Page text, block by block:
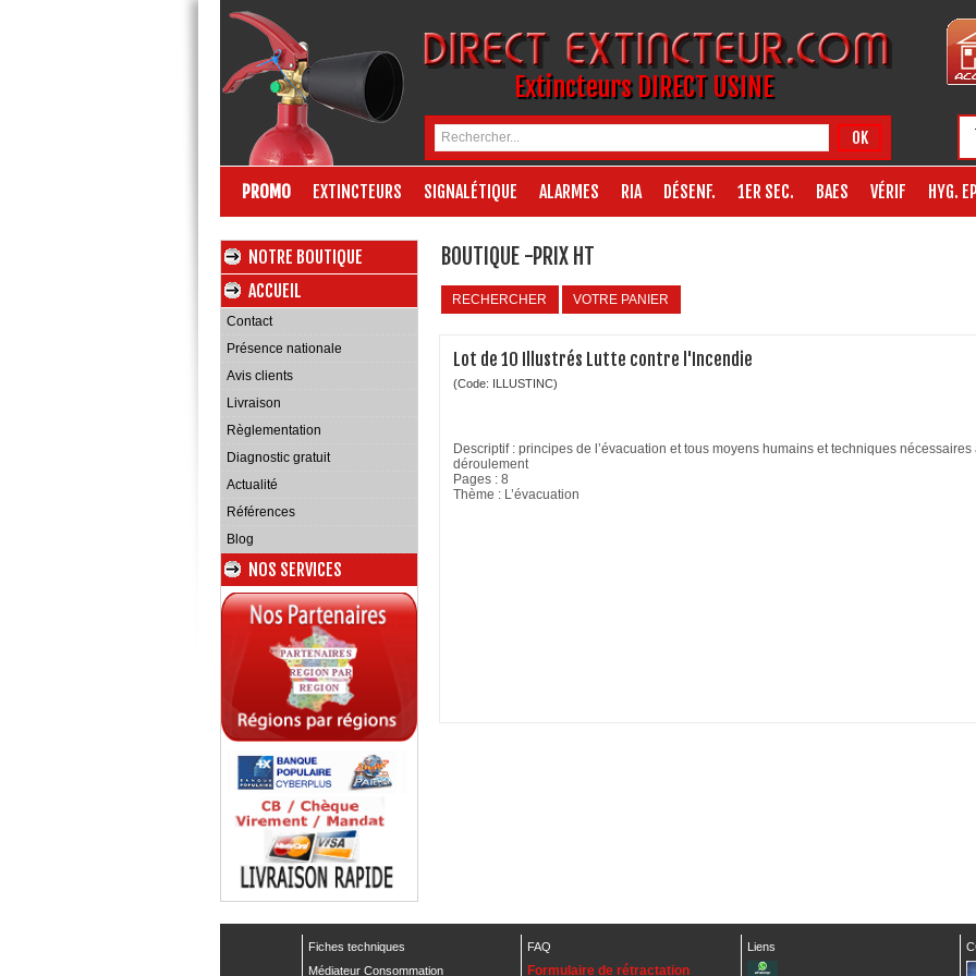
Extincteurs DIRECT USINE
OK
PROMO EXTINCTEURS SIGNALÉTIQUE ALARMES RIA DÉSENF. 1ER SEC. BAES VÉRIF HYG.
NOTRE BOUTIQUE
ACCUEIL
Contact
Présence nationale
Avis clients
Livraison
Règlementation
Diagnostic gratuit
Actualité
Références
Blog
NOS SERVICES
BOUTIQUE -PRIX HT
RECHERCHER VOTRE PANIER
Lot de 10 Illustrés Lutte contre l'Incendie
(Code: ILLUSTINC)
Descriptif : principes de l’évacuation et tous moyens humains et techniques nécessaires
déroulement
Pages : 8
Thème : L’évacuation
Fiches techniques FAQ Liens
Médiateur Consommation
Formulaire de rétractation